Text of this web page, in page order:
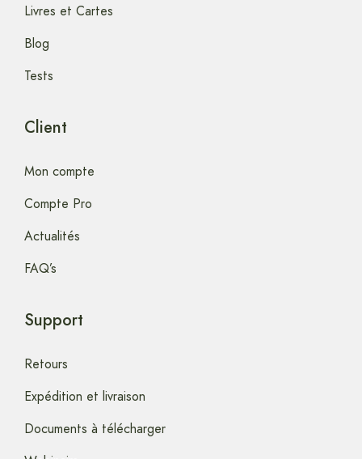
Livres et Cartes
Blog
Tests
Client
Mon compte
Compte Pro
Actualités
FAQ’s
Support
Retours
Expédition et livraison
Documents à télécharger